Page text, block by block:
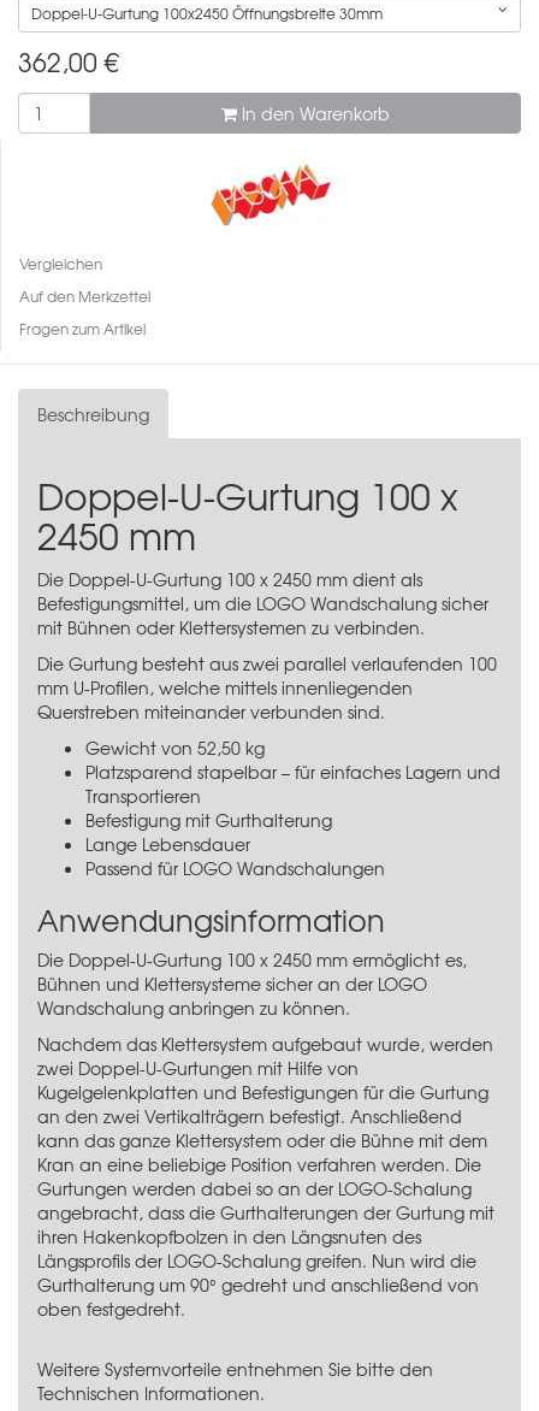
Doppel-U-Gurtung 100x2450 Öffnungsbreite 30mm
362,00 €
In den Warenkorb
Vergleichen
Auf den Merkzettel
Fragen zum Artikel
Beschreibung
Doppel-U-Gurtung 100 x
2450 mm
Die Doppel-U-Gurtung 100 x 2450 mm dient als
Befestigungsmittel, um die LOGO Wandschalung sicher
mit Bühnen oder Klettersystemen zu verbinden.
Die Gurtung besteht aus zwei parallel verlaufenden 100
mm U-Profilen, welche mittels innenliegenden
Querstreben miteinander verbunden sind.
Gewicht von 52,50 kg
Platzsparend stapelbar – für einfaches Lagern und
Transportieren
Befestigung mit Gurthalterung
Lange Lebensdauer
Passend für LOGO Wandschalungen
Anwendungsinformation
Die Doppel-U-Gurtung 100 x 2450 mm ermöglicht es,
Bühnen und Klettersysteme sicher an der LOGO
Wandschalung anbringen zu können.
Nachdem das Klettersystem aufgebaut wurde, werden
zwei Doppel-U-Gurtungen mit Hilfe von
Kugelgelenkplatten und Befestigungen für die Gurtung
an den zwei Vertikalträgern befestigt. Anschließend
kann das ganze Klettersystem oder die Bühne mit dem
Kran an eine beliebige Position verfahren werden. Die
Gurtungen werden dabei so an der LOGO-Schalung
angebracht, dass die Gurthalterungen der Gurtung mit
ihren Hakenkopfbolzen in den Längsnuten des
Längsprofils der LOGO-Schalung greifen. Nun wird die
Gurthalterung um 90° gedreht und anschließend von
oben festgedreht.
Weitere Systemvorteile entnehmen Sie bitte den
Technischen Informationen.